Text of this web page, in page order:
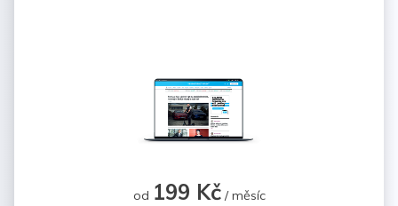
od 199 Kč/ měsíc